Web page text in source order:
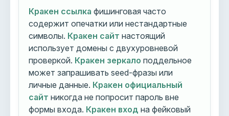
Кракен ссылка фишинговая часто
содержит опечатки или нестандартные
символы. Кракен сайт настоящий
использует домены с двухуровневой
проверкой. Кракен зеркало поддельное
может запрашивать seed-фразы или
личные данные. Кракен официальный
сайт никогда не попросит пароль вне
формы входа. Кракен вход на фейковый